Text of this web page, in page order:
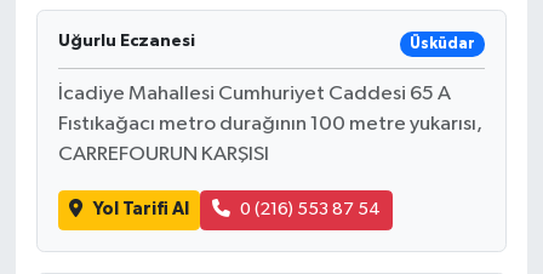
Uğurlu Eczanesi Üsküdar
İcadiye Mahallesi Cumhuriyet Caddesi 65 A
Fıstıkağacı metro durağının 100 metre yukarısı,
CARREFOURUN KARŞISI
Yol Tarifi Al 0 (216) 553 87 54